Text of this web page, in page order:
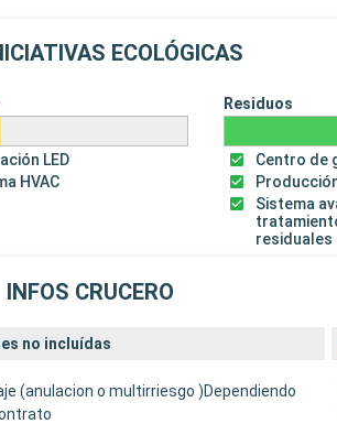
ECOLÓGICAS
LED
HVAC
Residuos
Centro de
Sistema
residuales
INFOS CRUCERO
no incluídas
(anulacion o multirriesgo )Dependiendo